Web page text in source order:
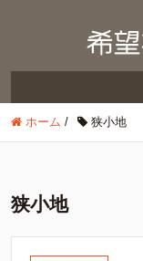
ホーム / 狭小地
狭小地